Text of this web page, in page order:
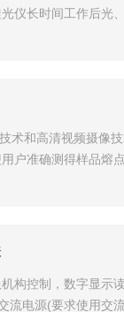
仪长时间工作后
术和高清视频摄像
户准确测得样品熔
构控制，数字显
流电源(要求使用交